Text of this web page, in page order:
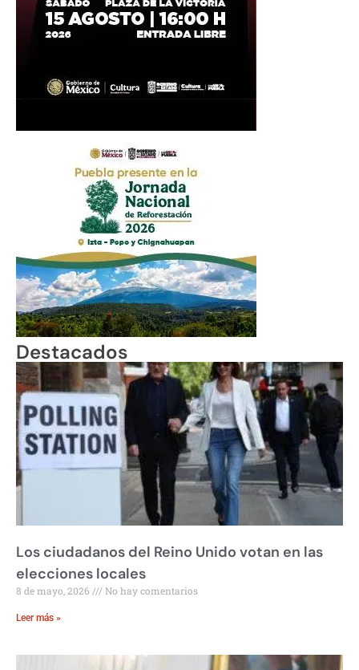
Destacados
Los ciudadanos del Reino Unido votan en las
elecciones locales
8 de mayo, 2026 No hay comentarios
Leer más »